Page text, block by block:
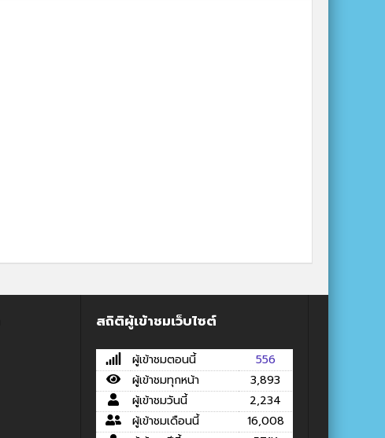
สถิติผู้เข้าชมเว็บไซต์
ผู้เข้าชมตอนนี้
556
ผู้เข้าชมทุกหน้า
3,893
ผู้เข้าชมวันนี้
2,234
ผู้เข้าชมเดือนนี้
16,008